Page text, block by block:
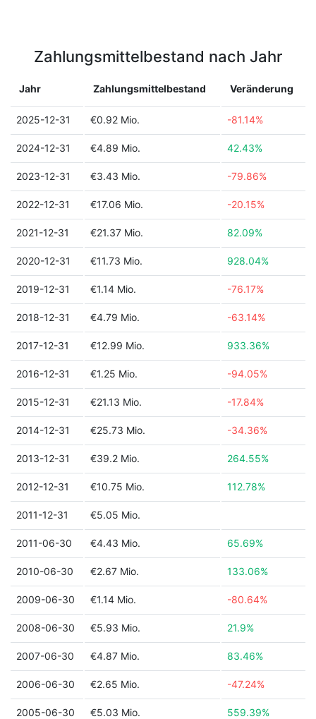
Zahlungsmittelbestand nach Jahr
Jahr Zahlungsmittelbestand Veränderung
2025-12-31 €0.92 Mio. -81.14%
2024-12-31 €4.89 Mio. 42.43%
2023-12-31 €3.43 Mio. -79.86%
2022-12-31 €17.06 Mio. -20.15%
2021-12-31 €21.37 Mio. 82.09%
2020-12-31 €11.73 Mio. 928.04%
2019-12-31 €1.14 Mio. -76.17%
2018-12-31 €4.79 Mio. -63.14%
2017-12-31 €12.99 Mio. 933.36%
2016-12-31 €1.25 Mio. -94.05%
2015-12-31 €21.13 Mio. -17.84%
2014-12-31 €25.73 Mio. -34.36%
2013-12-31 €39.2 Mio. 264.55%
2012-12-31 €10.75 Mio. 112.78%
2011-12-31 €5.05 Mio.
2011-06-30 €4.43 Mio. 65.69%
2010-06-30 €2.67 Mio. 133.06%
2009-06-30 €1.14 Mio. -80.64%
2008-06-30 €5.93 Mio. 21.9%
2007-06-30 €4.87 Mio. 83.46%
2006-06-30 €2.65 Mio. -47.24%
2005-06-30 €5.03 Mio. 559.39%